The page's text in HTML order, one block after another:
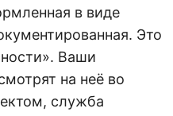
в виде
Это
Ваши
на неё во
служба